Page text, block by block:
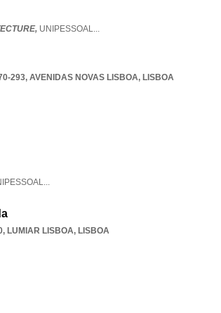
UNIPESSOAL...
293, AVENIDAS NOVAS LISBOA, LISBOA
...
, LUMIAR LISBOA, LISBOA